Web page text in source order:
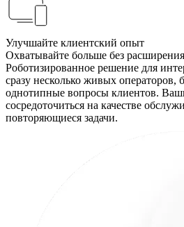
Улучшайте клиентский опыт
Охватывайте больше без
Роботизированное решение для
сразу несколько живых операторов,
однотипные вопросы клиентов.
сосредоточиться на качестве
повторяющиеся задачи.